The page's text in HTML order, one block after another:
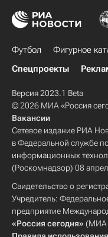
Футбол Фигурное
Спецпроекты
Версия 2023.1 Beta
© 2026 МИА «Россия
Вакансии
Сетевое издание РИА
в Федеральной службе
информационных
(Роскомнадзор) 08
Свидетельство о
Учредитель:
предприятие
«Россия сегодня» (МИА